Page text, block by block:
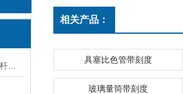
相关产品：
具塞比色管带刻度
玻璃量筒带刻度